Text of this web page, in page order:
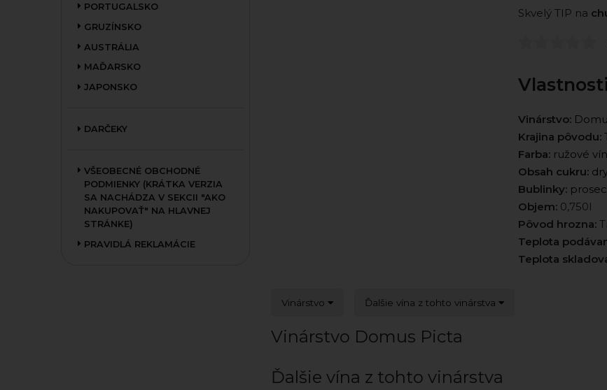
PORTUGALSKO
GRUZÍNSKO
AUSTRÁLIA
MAĎARSKO
JAPONSKO
DARČEKY
VŠEOBECNÉ OBCHODNÉ
PODMIENKY (KRÁTKA VERZIA
SA NACHÁDZA V SEKCII "AKO
NAKUPOVAŤ" NA HLAVNEJ
STRÁNKE)
PRAVIDLÁ REKLAMÁCIE
Skvelý TIP na
Vinárstvo:
Krajina pôvodu:
Farba: ružové
Obsah cukru:
Bublinky:
Objem:0,750l
Pôvod hrozna:
Teplota
Teplota
Vinárstvo Ďalšie vína z tohto vinárstva
Vinárstvo Domus Picta
Ďalšie vína z tohto vinárstva